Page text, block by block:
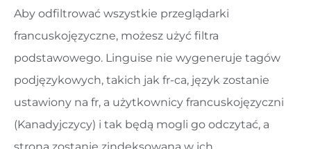
Aby odfiltrować wszystkie przeglądarki
francuskojęzyczne, możesz użyć filtra
podstawowego. Linguise nie wygeneruje tagów
podjęzykowych, takich jak fr-ca, język zostanie
ustawiony na fr, a użytkownicy francuskojęzyczni
(Kanadyjczycy) i tak będą mogli go odczytać, a